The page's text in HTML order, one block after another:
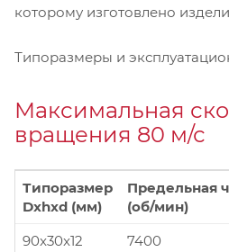
которому изготовлено
Типоразмеры и
Максимальная
вращения 80 м/с
Типоразмер
Dxhxd (мм)
Предельная
(об/мин)
90x30x12
7400